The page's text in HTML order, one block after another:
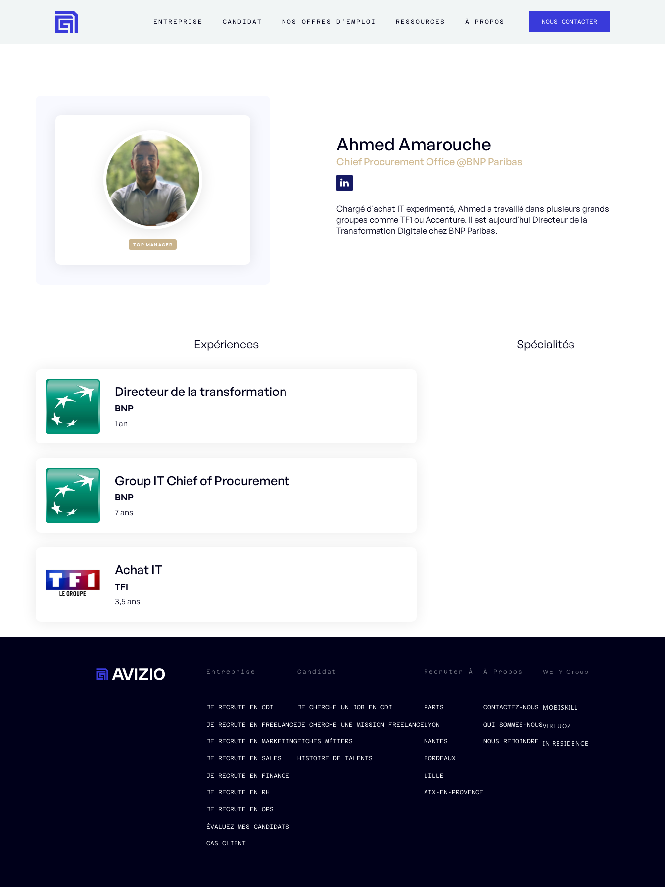
ENTREPRISE CANDIDAT NOS OFFRES D'EMPLOI RESSOURCES À PROPOS NOUS CONTACTER
TOP MANAGER
Ahmed Amarouche
Chief Procurement Office @BNP Paribas
Chargé d'achat IT experimenté, Ahmed a travaillé dans plusieurs grands
groupes comme TF1 ou Accenture. Il est aujourd'hui Directeur de la
Transformation Digitale chez BNP Paribas.
Expériences
Directeur de la transformation
BNP
1 an
Group IT Chief of Procurement
BNP
7 ans
Achat IT
TFI
3,5 ans
Spécialités
Entreprise
JE RECRUTE EN CDI
JE RECRUTE EN FREELANCE
JE RECRUTE EN MARKETING
JE RECRUTE EN SALES
JE RECRUTE EN FINANCE
JE RECRUTE EN RH
JE RECRUTE EN OPS
ÉVALUEZ MES CANDIDATS
CAS CLIENT
Candidat
JE CHERCHE UN JOB EN CDI
JE CHERCHE UNE MISSION FREELANCE
FICHES MÉTIERS
HISTOIRE DE TALENTS
Recruter À
PARIS
LYON
NANTES
BORDEAUX
LILLE
AIX-EN-PROVENCE
À Propos
CONTACTEZ-NOUS
QUI SOMMES-NOUS
NOUS REJOINDRE
WEFY Group
MOBISKILL
VIRTUOZ
IN RESIDENCE